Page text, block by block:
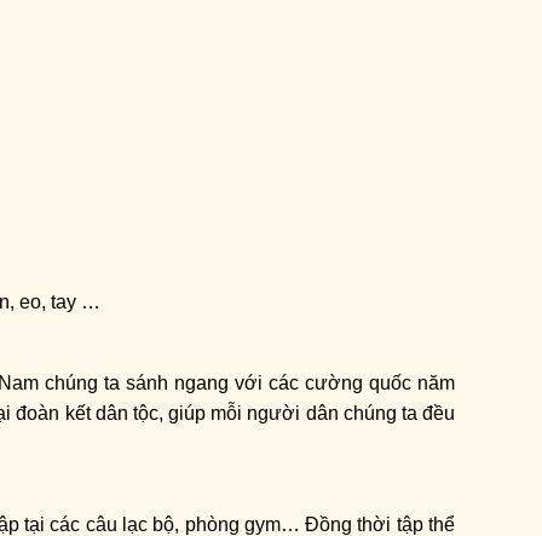
eo, tay …
chúng ta sánh ngang với các cường quốc năm
đoàn kết dân tộc, giúp mỗi người dân chúng ta đều
tại các câu lạc bộ, phòng gym… Đồng thời tập thể